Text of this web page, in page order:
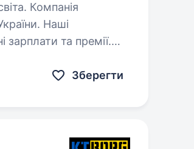
Наші
зарплати та премії.
Зберегти